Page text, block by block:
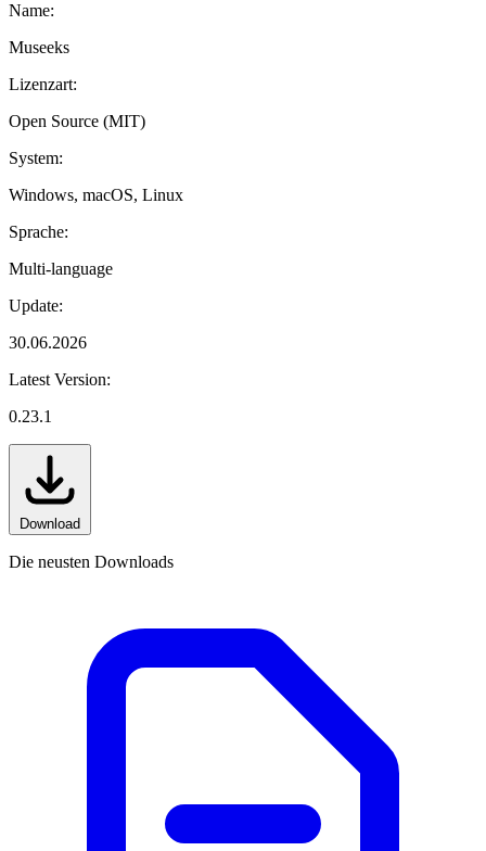
Name:
Museeks
Lizenzart:
Open Source (MIT)
System:
Windows, macOS, Linux
Sprache:
Multi-language
Update:
30.06.2026
Latest Version:
0.23.1
Download
Die neusten Downloads